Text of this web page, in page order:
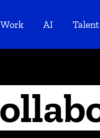
Work AI Talent